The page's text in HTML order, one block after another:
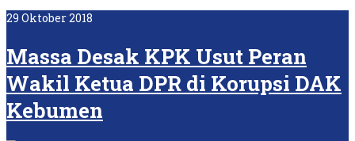
29 Oktober 2018
Massa Desak KPK Usut Peran
Wakil Ketua DPR di Korupsi DAK
Kebumen